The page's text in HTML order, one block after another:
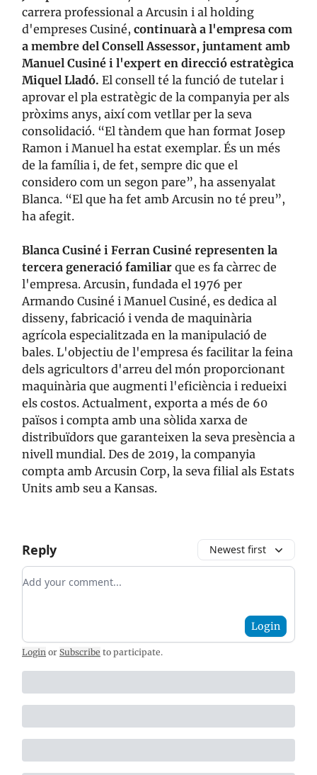
carrera professional a Arcusin i al holding
d'empreses Cusiné, continuarà a l'empresa com
a membre del Consell Assessor, juntament amb
Manuel Cusiné i l'expert en direcció estratègica
Miquel Lladó. El consell té la funció de tutelar i
aprovar el pla estratègic de la companyia per als
pròxims anys, així com vetllar per la seva
consolidació. “El tàndem que han format Josep
Ramon i Manuel ha estat exemplar. És un més
de la família i, de fet, sempre dic que el
considero com un segon pare”, ha assenyalat
Blanca. “El que ha fet amb Arcusin no té preu”,
ha afegit.
Blanca Cusiné i Ferran Cusiné representen la
tercera generació familiar que es fa càrrec de
l'empresa. Arcusin, fundada el 1976 per
Armando Cusiné i Manuel Cusiné, es dedica al
disseny, fabricació i venda de maquinària
agrícola especialitzada en la manipulació de
bales. L'objectiu de l'empresa és facilitar la feina
dels agricultors d'arreu del món proporcionant
maquinària que augmenti l'eficiència i redueixi
els costos. Actualment, exporta a més de 60
països i compta amb una sòlida xarxa de
distribuïdors que garanteixen la seva presència a
nivell mundial. Des de 2019, la companyia
compta amb Arcusin Corp, la seva filial als Estats
Units amb seu a Kansas.
Reply Newest first
Add your comment
Login
Login or Subscribe to participate.